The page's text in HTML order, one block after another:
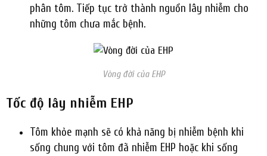
phân tôm. Tiếp tục trở thành nguồn lây nhiễm cho
những tôm chưa mắc bệnh.
Vòng đời của EHP
Tốc độ lây nhiễm EHP
Tôm khỏe mạnh sẽ có khả năng bị nhiễm bệnh khi
sống chung với tôm đã nhiễm EHP hoặc khi sống